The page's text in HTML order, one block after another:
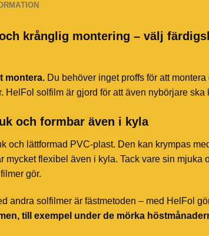
krånglig montering – välj
montera. Du behöver inget proffs för att
HelFol solfilm är gjord för att även nybörjare
och formbar även i kyla
och lättformad PVC-plast. Den kan krympas
mycket flexibel även i kyla. Tack vare sin mjuka
gör.
andra solfilmer är fästmetoden – med HelFol
till exempel under de mörka